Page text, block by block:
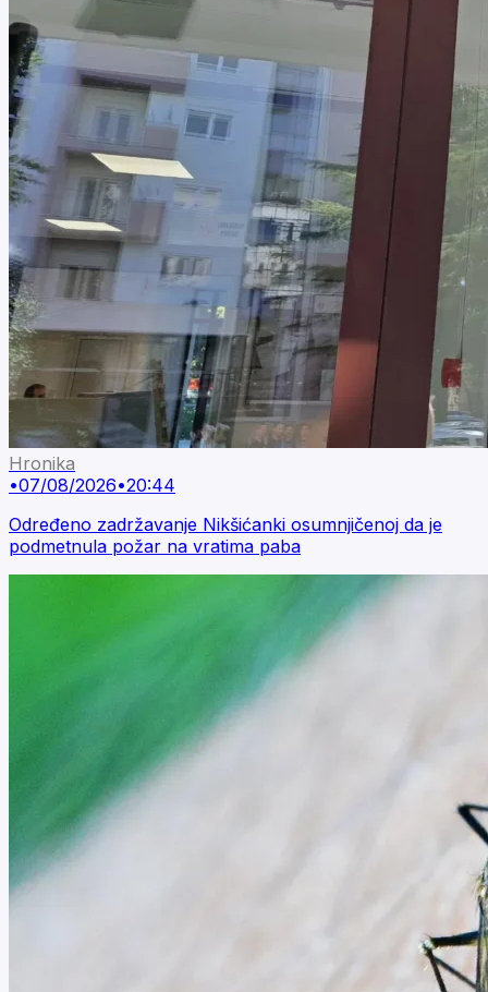
Hronika
•07/08/2026•20:44
Određeno zadržavanje Nikšićanki osumnjičenoj da je
podmetnula požar na vratima paba